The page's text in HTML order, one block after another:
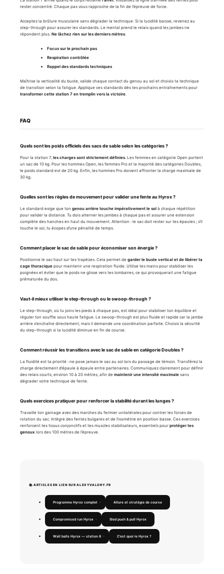
rester concentré. Chaque pas vous rapproche de la fin de l’épreuve de force.
Acceptez la brûlure musculaire sans dégrader la technique. Si la lucidité baisse, revenez au
step-through pour assurer les standards. Le mental prend le relais quand les jambes ne
répondent plus. Ne lâchez rien sur les derniers mètres
Focus sur le prochain pas
Respiration contrôlée
Rappel des standards techniques
Maîtrise la verticalité du buste, valide chaque contact du genou au sol et choisis ta technique
de transition selon ta fatigue. Applique ces standards dès tes prochains entraînements pour
transformer cette station 7 en tremplin vers la victoire
FAQ
Quels sont les poids officiels des sacs de sable selon les catégories ?
Pour la station 7, les charges sont strictement définies . Les femmes en catégorie Open portent
un sac de 10 kg. Pour les hommes Open, les femmes Pro et la majorité des catégories Doubles,
le poids standard est de 20 kg. Enfin, les hommes Pro doivent affronter la charge maximale de
30 kg.
Quelles sont les règles de mouvement pour valider une fente au Hyrox ?
Le standard exige que ton genou arrière touche impérativement le sol à chaque répétition
pour valider la distance. Tu dois alterner les jambes à chaque pas et assurer une extension
complète des hanches en haut du mouvement. Attention : le sac doit rester sur tes épaules ; s’il
touche le sol, tu écopes d’une pénalité de temps.
Comment placer le sac de sable pour économiser son énergie ?
Positionne le sac haut sur tes trapèzes. Cela permet de garder le buste vertical et de libérer ta
cage thoracique pour maintenir une respiration fluide. Utilise tes mains pour stabiliser les
poignées et éviter que le poids ne glisse vers tes lombaires, ce qui provoquerait une fatigue
prématurée du dos.
Vaut-il mieux utiliser le step-through ou le swoop-through ?
Le step-through, où tu joins les pieds à chaque pas, est idéal pour stabiliser ton équilibre et
réguler ton souffle sous haute fatigue. Le swoop-through est plus fluide et rapide car la jambe
arrière s’enchaîne directement, mais il demande une coordination parfaite. Choisis la sécurité
du step-through si ta lucidité diminue en fin de course.
Comment réussir les transitions avec le sac de sable en catégorie Doubles ?
La fluidité est ta priorité : ne pose jamais le sac au sol lors du passage de témoin. Transférez la
charge directement d’épaule à épaule entre partenaires. Communiquez clairement pour définir
des relais courts, environ 10 à 20 mètres, afin de maintenir une intensité maximale sans
dégrader votre technique de fente.
Quels exercices pratiquer pour renforcer la stabilité durant les lunges ?
Travaille ton gainage avec des marches du fermier unilatérales pour contrer les forces de
rotation du sac. Intègre des fentes bulgares et de l’isométrie en position basse. Ces exercices
renforcent tes tissus conjonctifs et tes muscles stabilisateurs, essentiels pour protéger tes
genoux lors des 100 mètres de l’épreuve.
📚 ARTICLES EN LIEN SUR ALEXYVALORY.FR
Programme Hyrox complet Allure et stratégie de course
Compromised run Hyrox Sled push & pull Hyrox
Wall balls Hyrox — station 8 C’est quoi le Hyrox ?